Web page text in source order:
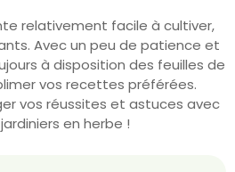
relativement facile à cultiver,
Avec un peu de patience et
à disposition des feuilles de
vos recettes préférées.
vos réussites et astuces avec
en herbe !